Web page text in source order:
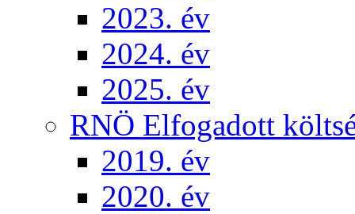
2023. év
2024. év
2025. év
RNÖ Elfogadott
2019. év
2020. év